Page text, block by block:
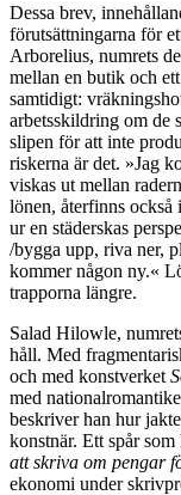
Dessa brev,
förutsättningarna för
Arborelius, numrets
mellan en butik och
samtidigt:
arbetsskildring om de
slipen för att inte
riskerna är det. »Jag
viskas ut mellan
lönen, återfinns
ur en städerskas
/bygga upp, riva ner,
kommer någon ny.«
trapporna längre.
Salad Hilowle,
håll. Med
och med konstverket
med
beskriver han hur
konstnär. Ett spår
att skriva om pengar
ekonomi under